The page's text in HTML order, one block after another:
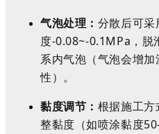
气泡处理： 分散后可采
度-0.08~-0.1MPa，
系内气泡（气泡会增
性）。
黏度调节： 根据施工方
整黏度（如喷涂黏度